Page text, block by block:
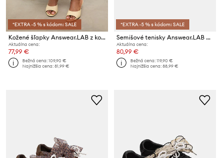
*EXTRA -5 % s kódom: SALE
Kožené šľapky Answear.LAB z kolekcie Unscripted
Aktuálna cena:
77,99 €
Bežná cena:109,90 €
Najnižšia cena:81,99 €
*EXTRA -5 % s kódom: SALE
Semišové tenisky Answear.LAB VEIL PURE
Aktuálna cena:
80,99 €
Bežná cena:119,90 €
Najnižšia cena:88,99 €